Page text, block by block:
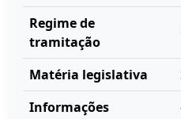
Regime de
tramitação
Matéria legislativa
Informações